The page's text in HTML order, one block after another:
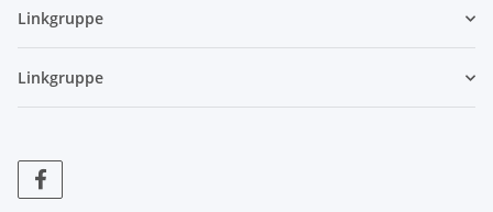
Linkgruppe
Linkgruppe